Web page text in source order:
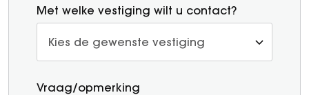
Met welke vestiging wilt u contact?
Vraag/opmerking